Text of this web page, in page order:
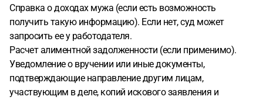
Справка о доходах мужа (если есть возможность
получить такую информацию). Если нет, суд может
запросить ее у работодателя.
Расчет алиментной задолженности (если применимо).
Уведомление о вручении или иные документы,
подтверждающие направление другим лицам,
участвующим в деле, копий искового заявления и